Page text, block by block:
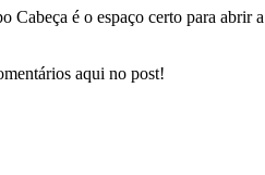
é o espaço certo para abrir
aqui no post!